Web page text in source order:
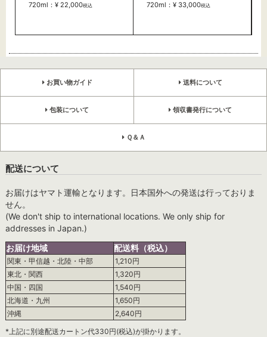
720ml：¥ 22,000税込
720ml：¥ 33,000税込
お買い物ガイド 送料について
包装について 領収書発行について
Ｑ＆Ａ
配送について
お届けはヤマト運輸となります。日本国外への発送は行っておりま
せん。
(We don't ship to international locations. We only ship for
addresses in Japan.)
お届け地域
配送料（税込）
関東・甲信越・北陸・中部
1,210円
東北・関西
1,320円
中国・四国
1,540円
北海道・九州
1,650円
沖縄
2,640円
*上記に別途配送カートン代330円(税込)が掛かります。